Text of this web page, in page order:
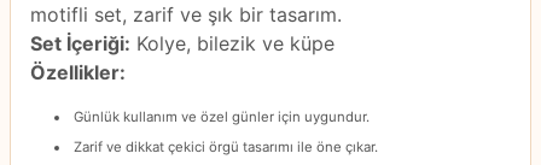
motifli set, zarif ve şık bir tasarım.
Set İçeriği: Kolye, bilezik ve küpe
Özellikler:
Günlük kullanım ve özel günler için uygundur.
Zarif ve dikkat çekici örgü tasarımı ile öne çıkar.